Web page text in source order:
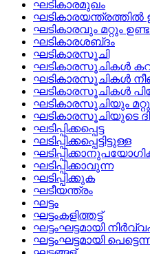
ഘടികാരമുഖം
ഘടികാരയന്ത്രത്തില്‍
ഘടികാരവും മറ്റും
ഘടികാരശബ്‌ദം
ഘടികാരസൂചി
ഘടികാരസൂചികള്‍
ഘടികാരസൂചികള്‍
ഘടികാരസൂചികള്‍
ഘടികാരസൂചിയും
ഘടികാരസൂചിയുടെ
ഘടിപ്പിക്കപ്പെട്ട
ഘടിപ്പിക്കപ്പെട്ടിട്ടുള്ള
ഘടിപ്പിക്കാവുന്ന
ഘടിപ്പിക്കുക
ഘടീയന്ത്രം
ഘട്ടം
ഘട്ടംകളിത്തട്ട്
ഘട്ടംഘട്ടമായി
ഘട്ടംഘട്ടമായി